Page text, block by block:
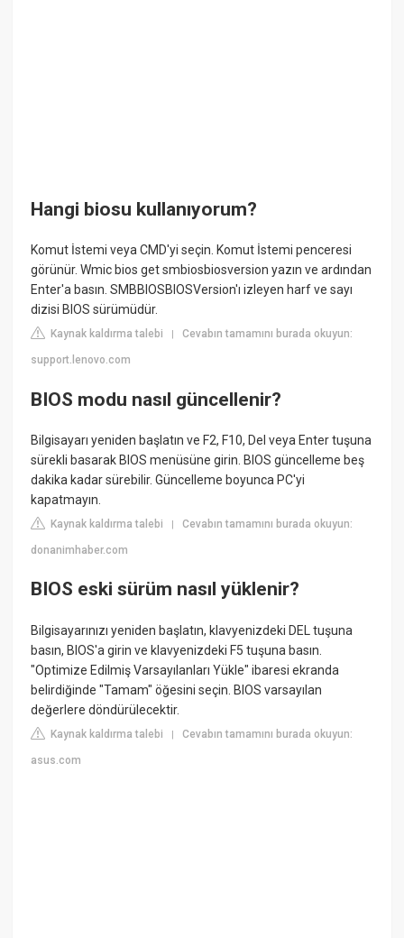
Hangi biosu kullanıyorum?
Komut İstemi veya CMD'yi seçin. Komut İstemi penceresi
görünür. Wmic bios get smbiosbiosversion yazın ve ardından
Enter'a basın. SMBBIOSBIOSVersion'ı izleyen harf ve sayı
dizisi BIOS sürümüdür.
Kaynak kaldırma talebi |Cevabın tamamını burada okuyun:
support.lenovo.com
BIOS modu nasıl güncellenir?
Bilgisayarı yeniden başlatın ve F2, F10, Del veya Enter tuşuna
sürekli basarak BIOS menüsüne girin. BIOS güncelleme beş
dakika kadar sürebilir. Güncelleme boyunca PC'yi
kapatmayın.
Kaynak kaldırma talebi |Cevabın tamamını burada okuyun:
donanimhaber.com
BIOS eski sürüm nasıl yüklenir?
Bilgisayarınızı yeniden başlatın, klavyenizdeki DEL tuşuna
basın, BIOS'a girin ve klavyenizdeki F5 tuşuna basın.
"Optimize Edilmiş Varsayılanları Yükle" ibaresi ekranda
belirdiğinde "Tamam" öğesini seçin. BIOS varsayılan
değerlere döndürülecektir.
Kaynak kaldırma talebi |Cevabın tamamını burada okuyun:
asus.com